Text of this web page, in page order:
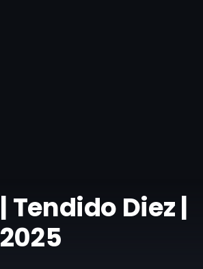
Tendido Diez |